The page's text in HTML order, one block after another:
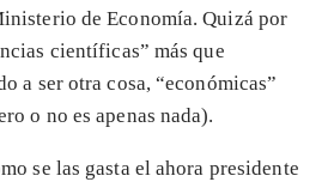
de Economía. Quizá por
científicas” más que
a ser otra cosa, “económicas”
o no es apenas nada).
se las gasta el ahora presidente